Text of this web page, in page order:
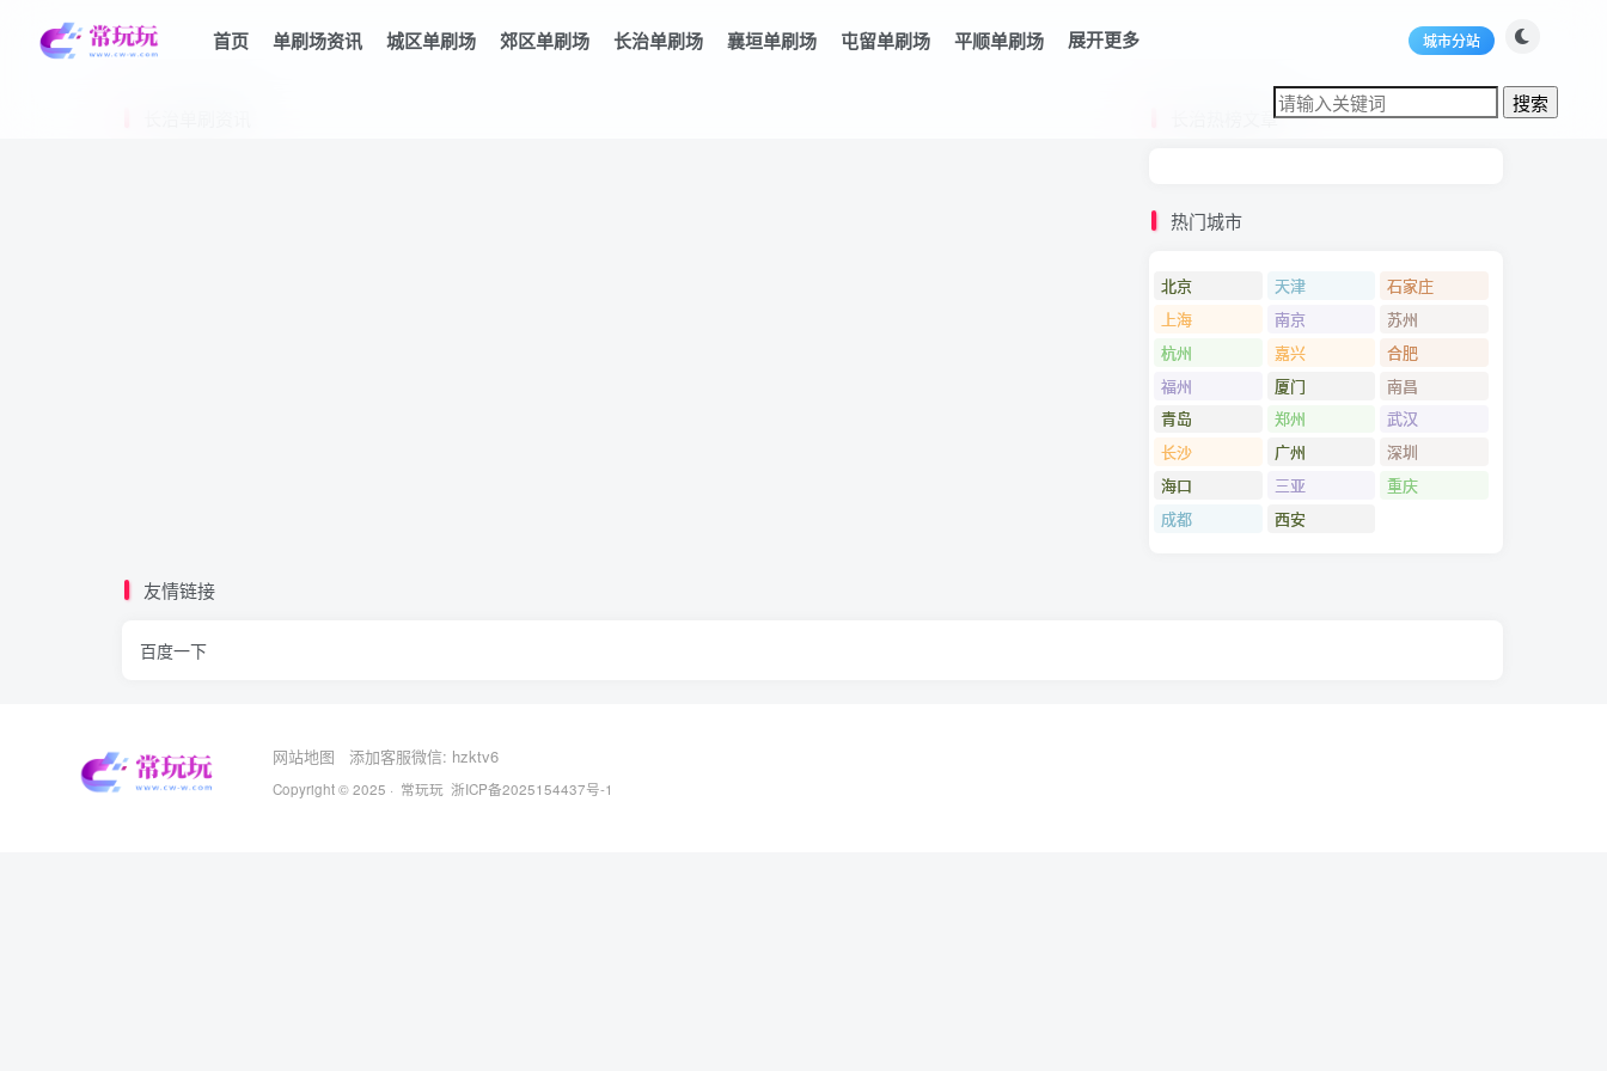
首页 单刷场资讯 城区单刷场 郊区单刷场 长治单刷场 襄垣单刷场 屯留单刷场 平顺单刷场 展开更多 城市分站
长治热榜文章
热门城市
北京 天津
石家庄
上海
南京
苏州
杭州
嘉兴
合肥
福州
厦门
南昌
青岛
郑州
武汉
长沙
广州
深圳
海口
三亚
重庆
成都
西安
友情链接
百度一下
网站地图 添加客服微信: hzktv6
Copyright © 2025 · 常玩玩 浙ICP备2025154437号-1